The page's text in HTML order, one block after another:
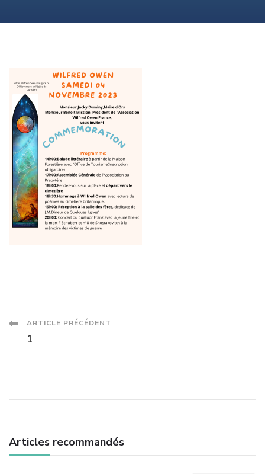
Navigation
ARTICLE PRÉCÉDENT
1
Articles recommandés